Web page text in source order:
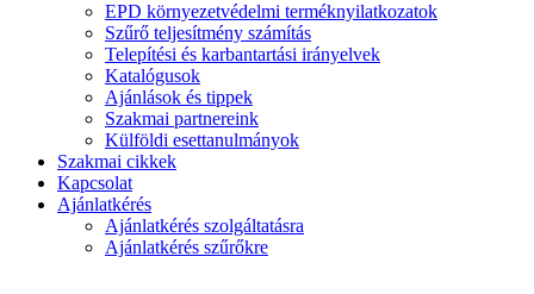
EPD környezetvédelmi terméknyilatkozatok
Szűrő teljesítmény számítás
Telepítési és karbantartási irányelvek
Katalógusok
Ajánlások és tippek
Szakmai partnereink
Külföldi esettanulmányok
Szakmai cikkek
Kapcsolat
Ajánlatkérés
Ajánlatkérés szolgáltatásra
Ajánlatkérés szűrőkre